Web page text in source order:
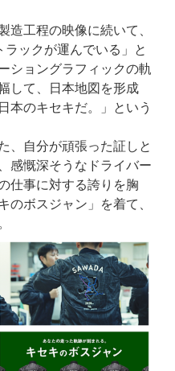
工程の映像に続いて、
ラックが運んでいる」と
ショングラフィックの軌
して、日本地図を形成
本のキセキだ。」という
、自分が頑張った証しと
感慨深そうなドライバー
仕事に対する誇りを胸
のボスジャン」を着て、